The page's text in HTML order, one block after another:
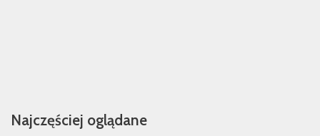
Najczęściej oglądane